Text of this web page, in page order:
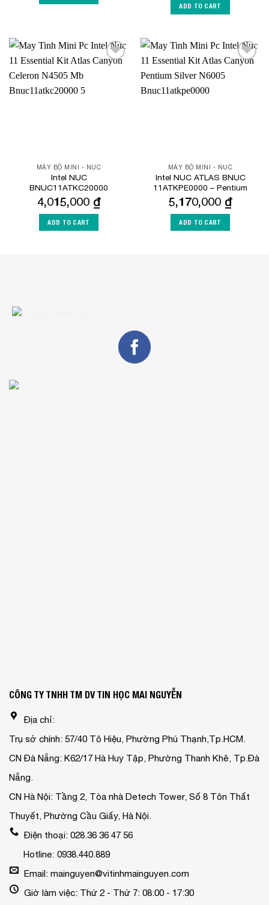
ADD TO CART
Add to
MÁY BỘ MINI - NUC
Intel NUC
BNUC11ATKC20000
4,015,000 ₫
ADD TO CART
Add to
MÁY BỘ MINI - NUC
Intel NUC ATLAS BNUC
11ATKPE0000 – Pentium
5,170,000 ₫
ADD TO CART
CÔNG TY TNHH TM DV TIN HỌC MAI NGUYỄN
Địa chỉ:
Trụ sở chính: 57/40 Tô Hiệu, Phường Phú Thạnh,Tp.HCM.
CN Đà Nẵng: K62/17 Hà Huy Tập, Phường Thanh Khê, Tp.Đà
Nẵng.
CN Hà Nội: Tầng 2, Tòa nhà Detech Tower, Số 8 Tôn Thất
Thuyết, Phường Cầu Giấy, Hà Nội.
Điện thoại: 028.36 36 47 56
Hotline: 0938.440.889
Email: mainguyen@vitinhmainguyen.com
Giờ làm việc: Thứ 2 - Thứ 7: 08:00 - 17:30